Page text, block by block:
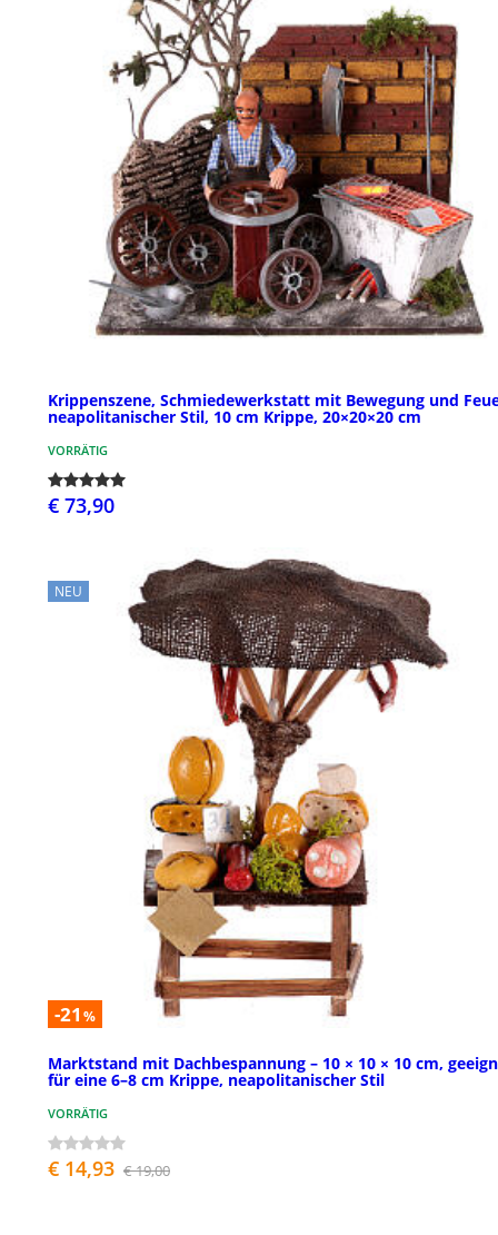
Krippenszene, Schmiedewerkstatt mit Bewegung und
neapolitanischer Stil, 10 cm Krippe, 20×20×20 cm
VORRÄTIG
€ 73,90
NEU
-21 %
Marktstand mit Dachbespannung – 10 × 10 × 10 cm,
für eine 6–8 cm Krippe, neapolitanischer Stil
VORRÄTIG
€ 14,93 € 19,00